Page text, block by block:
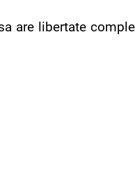
are libertate